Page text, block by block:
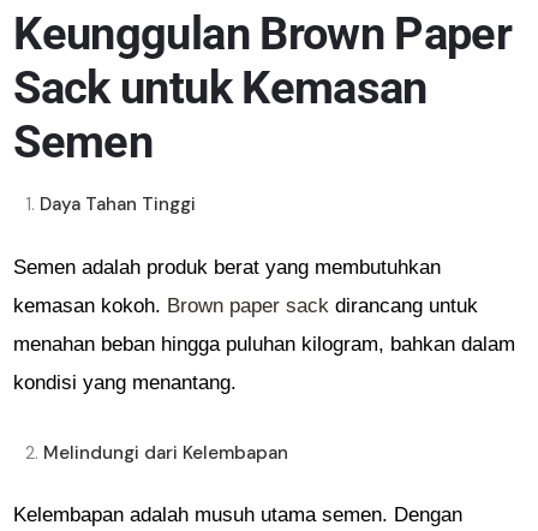
Keunggulan Brown Paper
Sack untuk Kemasan
Semen
Daya Tahan Tinggi
Semen adalah produk berat yang membutuhkan
kemasan kokoh. Brown paper sack dirancang untuk
menahan beban hingga puluhan kilogram, bahkan dalam
kondisi yang menantang.
Melindungi dari Kelembapan
Kelembapan adalah musuh utama semen. Dengan